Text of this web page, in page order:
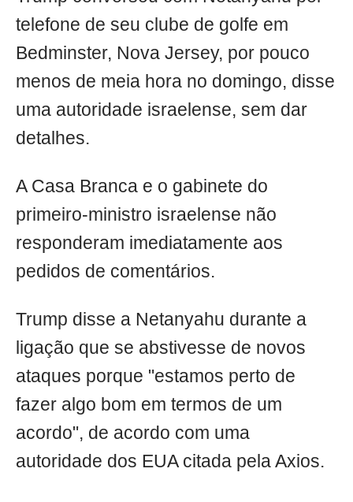
telefone de seu clube de golfe em
Bedminster, Nova Jersey, por pouco
menos de meia hora no domingo, disse
uma autoridade israelense, sem dar
detalhes.
A Casa Branca e o gabinete do
primeiro-ministro israelense não
responderam imediatamente aos
pedidos de comentários.
Trump disse a Netanyahu durante a
ligação que se abstivesse de novos
ataques porque "estamos perto de
fazer algo bom em termos de um
acordo", de acordo com uma
autoridade dos EUA citada pela Axios.